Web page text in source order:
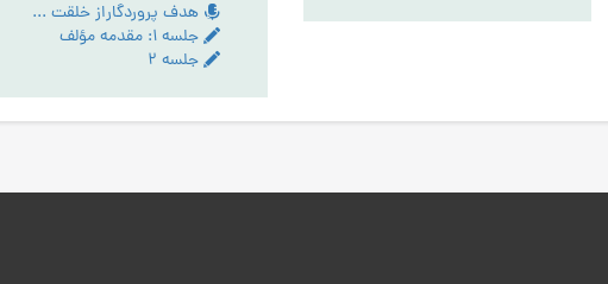
هدف پروردگاراز خلقت انسان - تبیین مقام عبودیت- آیین رستگاری ج:1
جلسه ۱: مقدمه مؤلف
جلسه ۲